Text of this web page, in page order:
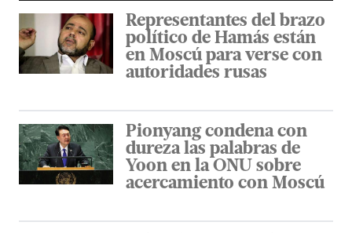
Representantes del brazo
político de Hamás están
en Moscú para verse con
autoridades rusas
Pionyang condena con
dureza las palabras de
Yoon en la ONU sobre
acercamiento con Moscú